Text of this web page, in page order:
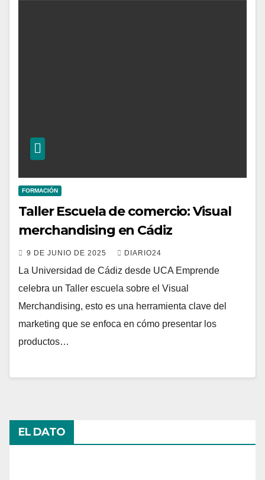
FORMACIÓN
Taller Escuela de comercio: Visual
merchandising en Cádiz
9 DE JUNIO DE 2025 DIARIO24
La Universidad de Cádiz desde UCA Emprende
celebra un Taller escuela sobre el Visual
Merchandising, esto es una herramienta clave del
marketing que se enfoca en cómo presentar los
productos…
EL DATO